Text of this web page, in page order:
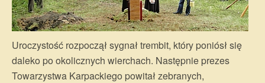
Uroczystość rozpoczął sygnał trembit, który poniósł się
daleko po okolicznych wierchach. Następnie prezes
Towarzystwa Karpackiego powitał zebranych,